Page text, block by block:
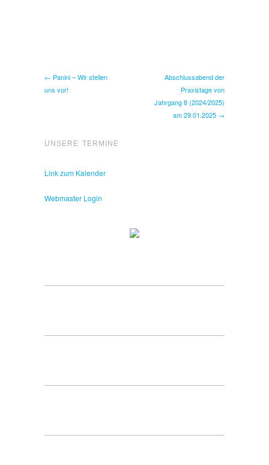
← Panini – Wir stellen
uns vor!
Abschlussabend der
Praxistage von
Jahrgang 8 (2024/2025)
am 29.01.2025 →
UNSERE TERMINE
Link zum Kalender
Webmaster Login